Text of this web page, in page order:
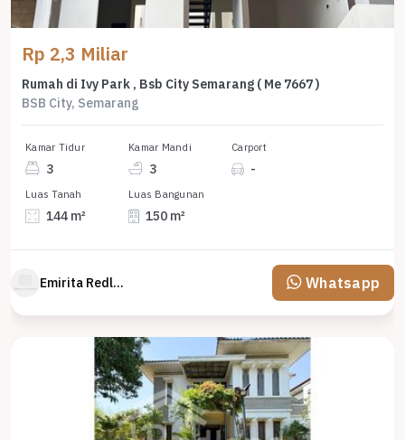
Rp 2,3 Miliar
Rumah di Ivy Park , Bsb City Semarang ( Me 7667 )
BSB City, Semarang
Kamar Tidur
3
Kamar Mandi
3
Carport
-
Luas Tanah
144 m²
Luas Bangunan
150 m²
Emirita Redland Whatsapp